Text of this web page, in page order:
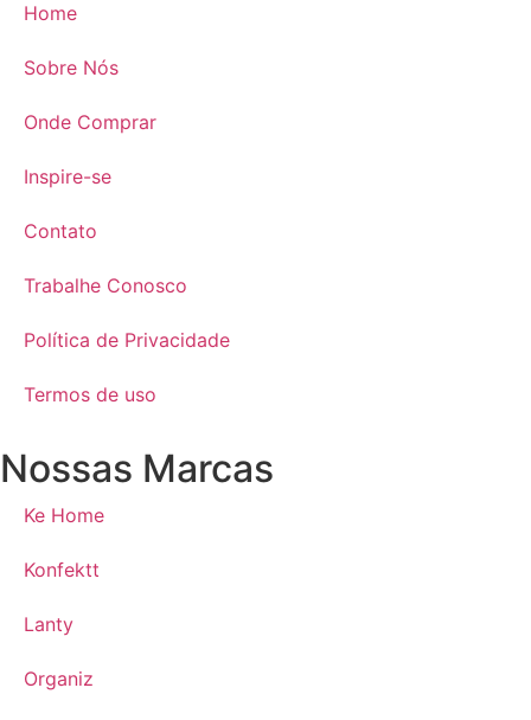
Home
Sobre Nós
Onde Comprar
Inspire-se
Contato
Trabalhe Conosco
Política de Privacidade
Termos de uso
Nossas Marcas
Ke Home
Konfektt
Lanty
Organiz